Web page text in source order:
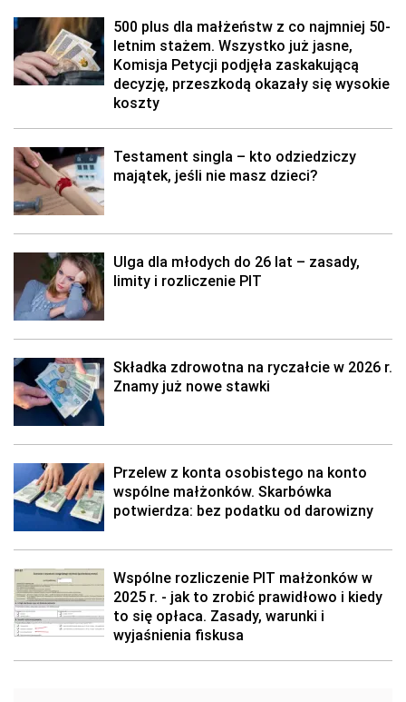
500 plus dla małżeństw z co najmniej 50-
letnim stażem. Wszystko już jasne,
Komisja Petycji podjęła zaskakującą
decyzję, przeszkodą okazały się wysokie
koszty
Testament singla – kto odziedziczy
majątek, jeśli nie masz dzieci?
Ulga dla młodych do 26 lat – zasady,
limity i rozliczenie PIT
Składka zdrowotna na ryczałcie w 2026 r.
Znamy już nowe stawki
Przelew z konta osobistego na konto
wspólne małżonków. Skarbówka
potwierdza: bez podatku od darowizny
Wspólne rozliczenie PIT małżonków w
2025 r. - jak to zrobić prawidłowo i kiedy
to się opłaca. Zasady, warunki i
wyjaśnienia fiskusa